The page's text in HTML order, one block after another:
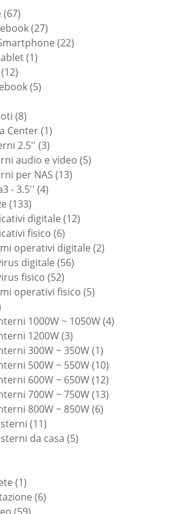
6767
prodotti
2727
prodotti
2222
11
1212
prodotti
55
88
prodotti
Center 11
prodotto
2.5'' 33
prodotti
audio e video 55
per NAS 1313
- 3.5'' 44
133133
prodotti
digitale 1212
fisico 66
prodotti
operativi digitale 22
digitale 5656
fisico 5252
prodotti
operativi fisico 55
1000W ~ 1050W 44
1200W 33
prodotti
300W ~ 350W 11
prodotto
500W ~ 550W 1010
prodotti
600W ~ 650W 1212
prodotti
700W ~ 750W 1313
800W ~ 850W 66
1111
prodotti
da casa 55
11
prodotto
66
59